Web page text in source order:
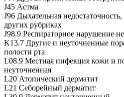
J45 Астма
J96 Дыхательная
других рубриках
J98.9 Респираторное нарушение
K13.7 Другие и неуточненные
полости рта
L08.9 Местная инфекция кожи и
неуточненная
L20 Атопический дерматит
L21 Себорейный дерматит